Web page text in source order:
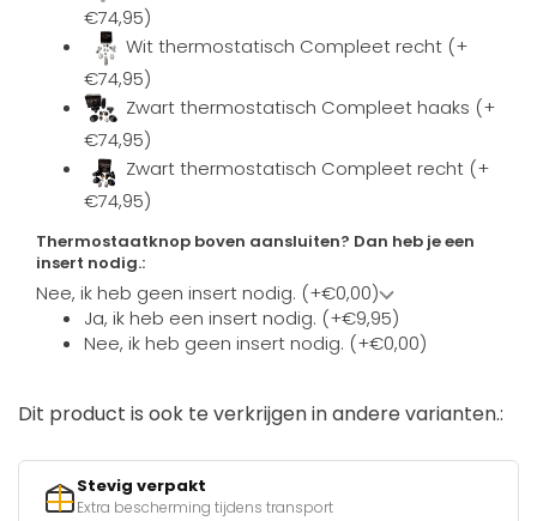
€74,95)
Wit thermostatisch Compleet recht (+
€74,95)
Zwart thermostatisch Compleet haaks (+
€74,95)
Zwart thermostatisch Compleet recht (+
€74,95)
Thermostaatknop boven aansluiten? Dan heb je een
insert nodig.:
Nee, ik heb geen insert nodig. (+€0,00)
Ja, ik heb een insert nodig. (+€9,95)
Nee, ik heb geen insert nodig. (+€0,00)
Dit product is ook te verkrijgen in andere varianten.:
Stevig verpakt
Extra bescherming tijdens transport